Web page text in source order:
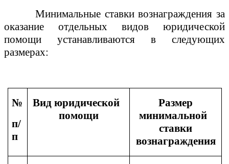
Минимальные ставки вознаграждения за
оказание отдельных видов юридической
помощи устанавливаются в следующих
размерах:
№
п/
п
Вид юридической
помощи
Размер
минимальной
ставки
вознаграждения